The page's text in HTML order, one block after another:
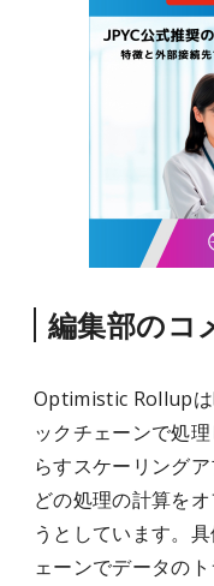
編集部のコ
Optimistic Rollupは
ックチェーンで処
らすスケーリング
どの処理の計算を
うとしています。
ェーンでデータの